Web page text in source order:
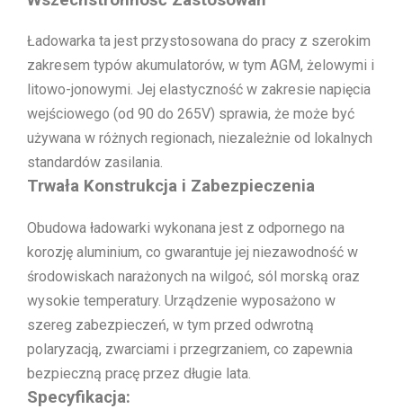
Ładowarka ta jest przystosowana do pracy z szerokim
zakresem typów akumulatorów, w tym AGM, żelowymi i
litowo-jonowymi. Jej elastyczność w zakresie napięcia
wejściowego (od 90 do 265V) sprawia, że może być
używana w różnych regionach, niezależnie od lokalnych
standardów zasilania.
Trwała Konstrukcja i Zabezpieczenia
Obudowa ładowarki wykonana jest z odpornego na
korozję aluminium, co gwarantuje jej niezawodność w
środowiskach narażonych na wilgoć, sól morską oraz
wysokie temperatury. Urządzenie wyposażono w
szereg zabezpieczeń, w tym przed odwrotną
polaryzacją, zwarciami i przegrzaniem, co zapewnia
bezpieczną pracę przez długie lata.
Specyfikacja: